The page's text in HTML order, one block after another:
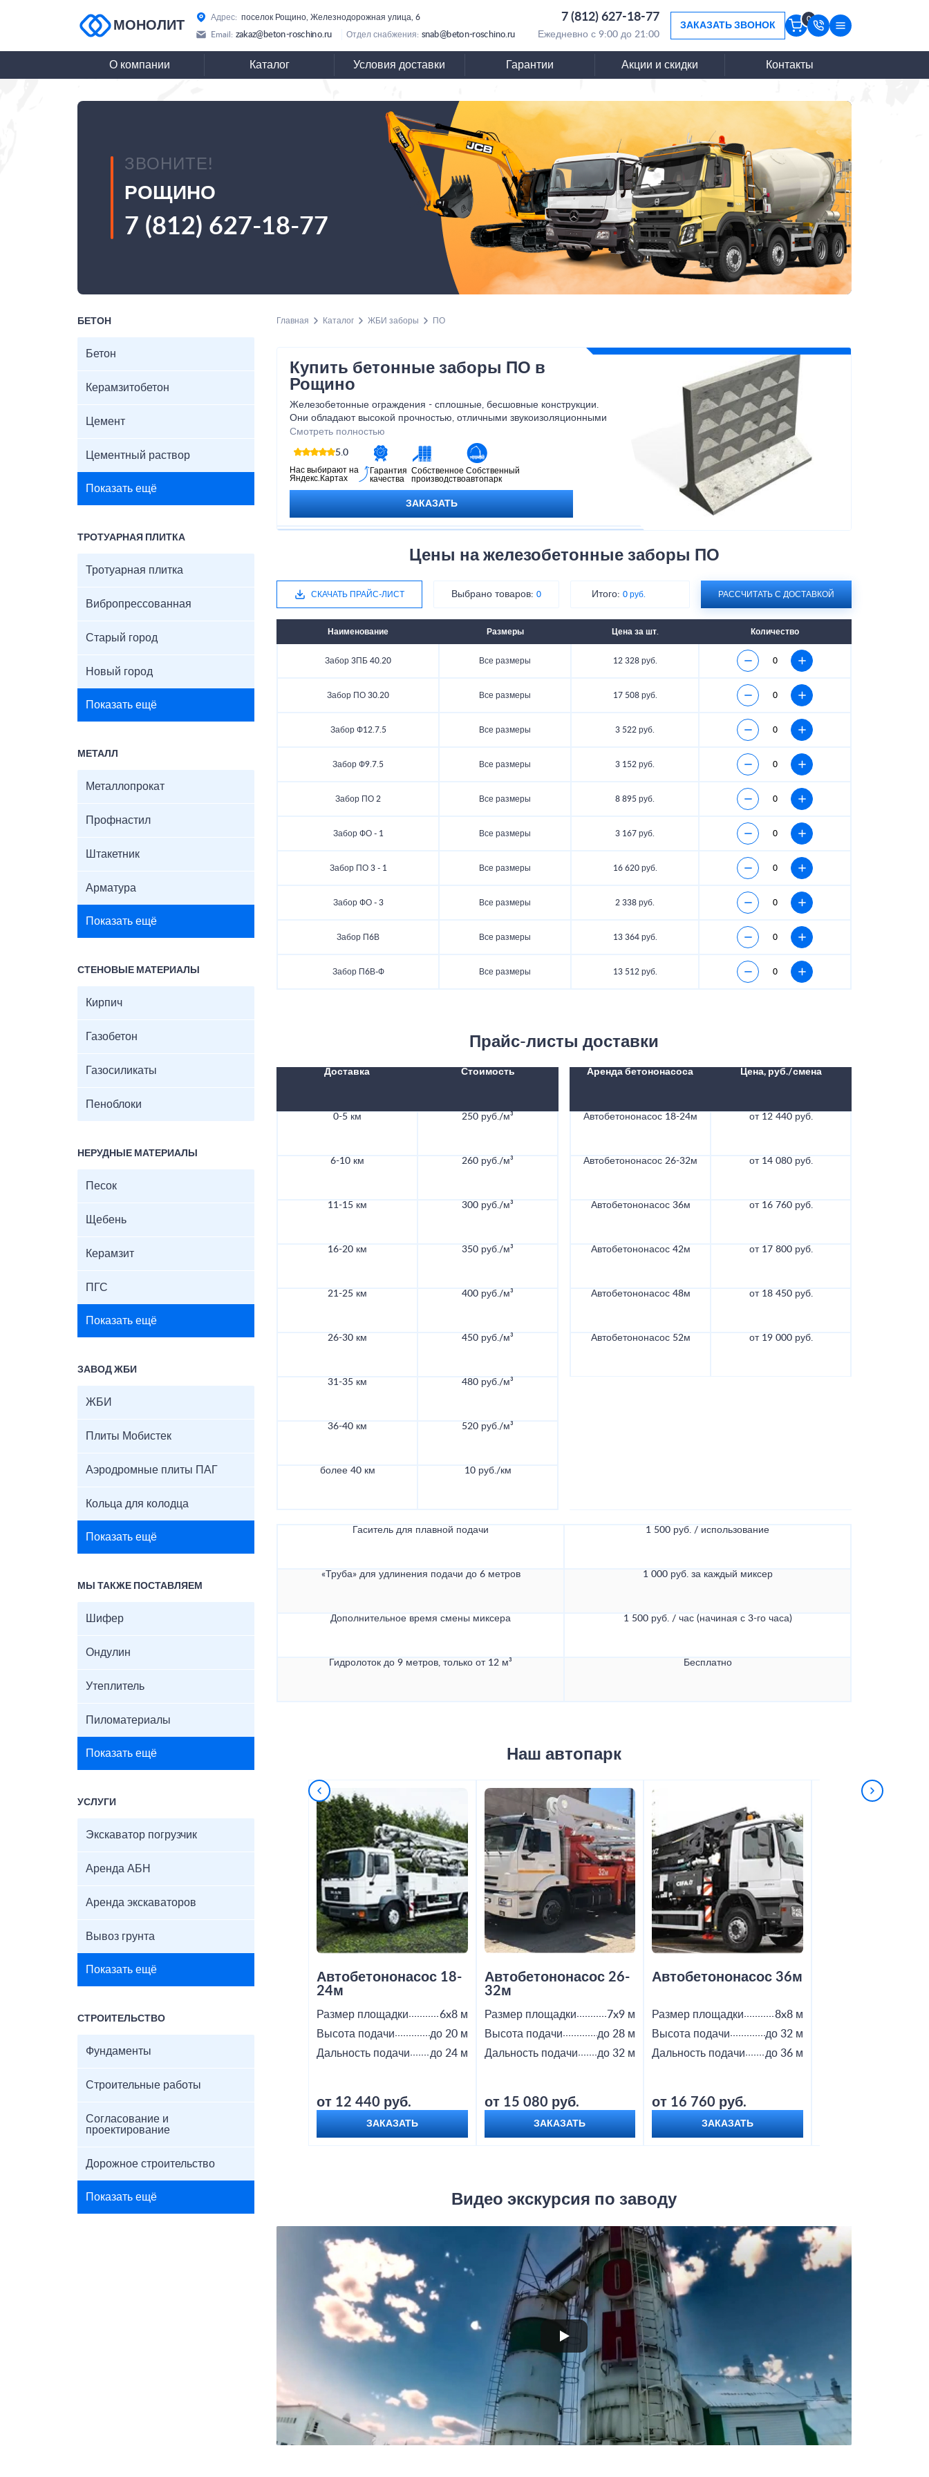
МОНОЛИТ
Адрес: поселок Рощино, Железнодорожная улица, 6 7 (812) 627-18-77
Email: zakaz@beton-roschino.ru Отдел снабжения: snab@beton-roschino.ru Ежедневно с 9:00 до 21:00
ЗАКАЗАТЬ ЗВОНОК
0
О компании Каталог Условия доставки Гарантии Акции и скидки Контакты
ЗВОНИТЕ!
РОЩИНО
7 (812) 627-18-77
БЕТОН
Бетон
Керамзитобетон
Цемент
Цементный раствор
Показать ещё
ТРОТУАРНАЯ ПЛИТКА
Тротуарная плитка
Вибропрессованная
Старый город
Новый город
Показать ещё
МЕТАЛЛ
Металлопрокат
Профнастил
Штакетник
Арматура
Показать ещё
СТЕНОВЫЕ МАТЕРИАЛЫ
Кирпич
Газобетон
Газосиликаты
Пеноблоки
НЕРУДНЫЕ МАТЕРИАЛЫ
Песок
Щебень
Керамзит
ПГС
Показать ещё
ЗАВОД ЖБИ
ЖБИ
Плиты Мобистек
Аэродромные плиты ПАГ
Кольца для колодца
Показать ещё
МЫ ТАКЖЕ ПОСТАВЛЯЕМ
Шифер
Ондулин
Утеплитель
Пиломатериалы
Показать ещё
УСЛУГИ
Экскаватор погрузчик
Аренда АБН
Аренда экскаваторов
Вывоз грунта
Показать ещё
СТРОИТЕЛЬСТВО
Фундаменты
Строительные работы
Согласование и
проектирование
Дорожное строительство
Показать ещё
Главная Каталог ЖБИ заборы ПО
Купить бетонные заборы ПО в
Рощино
Железобетонные ограждения - сплошные, бесшовные конструкции.
Они обладают высокой прочностью, отличными звукоизоляционными
показателями, способностью обеспечивать защиту объектов от
несанкционированных проникновений.
Смотреть полностью
5.0
Нас выбирают на
Яндекс.Картах
Гарантия
качества
Собственное
производство
Собственный
автопарк
ЗАКАЗАТЬ
Цены на железобетонные заборы ПО
СКАЧАТЬ ПРАЙС-ЛИСТ Выбрано товаров: 0 Итого:0 руб. РАССЧИТАТЬ С ДОСТАВКОЙ
Наименование Размеры Цена за шт. Количество
Забор 3ПБ 40.20 Все размеры 12 328 руб.
Забор ПО 30.20 Все размеры 17 508 руб.
Забор Ф12.7.5 Все размеры 3 522 руб.
Забор Ф9.7.5 Все размеры 3 152 руб.
Забор ПО 2 Все размеры 8 895 руб.
Забор ФО - 1 Все размеры 3 167 руб.
Забор ПО 3 - 1 Все размеры 16 620 руб.
Забор ФО - 3 Все размеры 2 338 руб.
Забор П6В Все размеры 13 364 руб.
Забор П6В-Ф Все размеры 13 512 руб.
Прайс-листы доставки
Доставка Стоимость
0-5 км 250 руб./м³
6-10 км 260 руб./м³
11-15 км 300 руб./м³
16-20 км 350 руб./м³
21-25 км 400 руб./м³
26-30 км 450 руб./м³
31-35 км 480 руб./м³
36-40 км 520 руб./м³
более 40 км 10 руб./км
Аренда бетононасоса Цена, руб./смена
Автобетононасос 18-24м от 12 440 руб.
Автобетононасос 26-32м от 14 080 руб.
Автобетононасос 36м от 16 760 руб.
Автобетононасос 42м от 17 800 руб.
Автобетононасос 48м от 18 450 руб.
Автобетононасос 52м от 19 000 руб.
Гаситель для плавной подачи 1 500 руб. / использование
«Труба» для удлинения подачи до 6 метров 1 000 руб. за каждый миксер
Дополнительное время смены миксера 1 500 руб. / час (начиная с 3-го часа)
Гидролоток до 9 метров, только от 12 м³ Бесплатно
Наш автопарк
Автобетононасос 18-
24м
Размер площадки
6x8 м
Высота подачи
до 20 м
Дальность подачи
до 24 м
от 12 440 руб.
ЗАКАЗАТЬ
Автобетононасос 26-
32м
Размер площадки
7x9 м
Высота подачи
до 28 м
Дальность подачи
до 32 м
от 15 080 руб.
ЗАКАЗАТЬ
Автобетононасос 36м
Размер площадки
8x8 м
Высота подачи
до 32 м
Дальность подачи
до 36 м
от 16 760 руб.
ЗАКАЗАТЬ
Видео экскурсия по заводу